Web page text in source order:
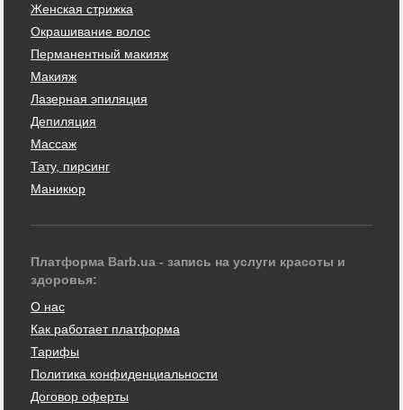
Женская стрижка
Окрашивание волос
Перманентный макияж
Макияж
Лазерная эпиляция
Депиляция
Массаж
Тату, пирсинг
Маникюр
Платформа Barb.ua - запись на услуги красоты и
здоровья:
О нас
Как работает платформа
Тарифы
Политика конфиденциальности
Договор оферты